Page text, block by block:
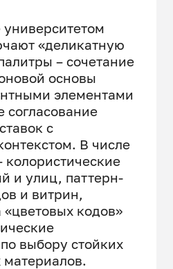
«деликатную
– сочетание
основы
элементами
согласование
с
В числе
колористические
и улиц, паттерн-
и витрин,
«цветовых кодов»
выбору стойких